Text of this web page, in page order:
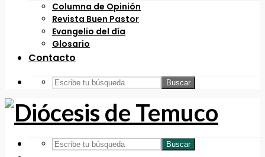
Columna de Opinión
Revista Buen Pastor
Evangelio del día
Glosario
Contacto
Buscar
Buscar